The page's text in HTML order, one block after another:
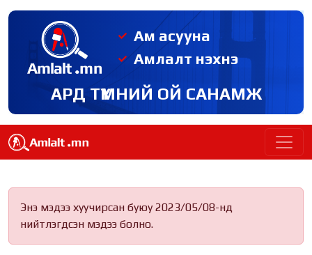
Ам асууна
Амлалт нэхнэ
АРД ТҮМНИЙ ОЙ САНАМЖ
Энэ мэдээ хуучирсан буюу 2023/05/08-нд
нийтлэгдсэн мэдээ болно.